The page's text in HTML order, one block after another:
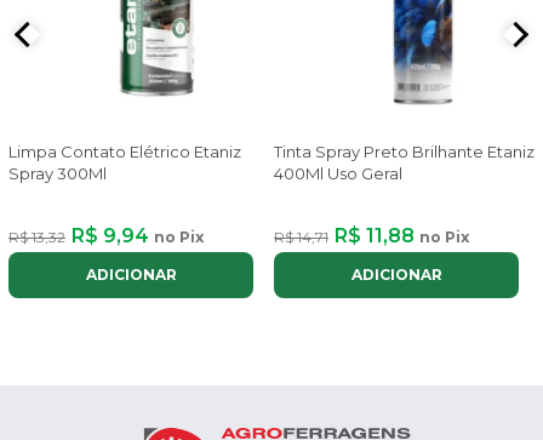
Limpa Contato Elétrico Etaniz
Spray 300Ml
R$ 13,32 R$ 9,94 no Pix
ADICIONAR
Tinta Spray Preto Brilhante Etaniz
400Ml Uso Geral
R$ 14,71 R$ 11,88 no Pix
ADICIONAR